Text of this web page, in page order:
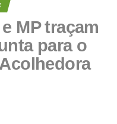
MP traçam
para o